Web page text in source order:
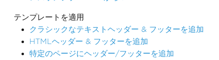
テンプレートを適用
クラシックなテキストヘッダー & フッターを追加
HTMLヘッダー & フッターを追加
特定のページにヘッダー/フッターを追加